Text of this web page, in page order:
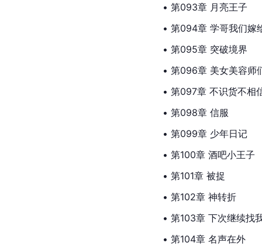
• 第093章 月亮王子
• 第094章 学哥我们嫁
• 第095章 突破境界
• 第096章 美女美容师
• 第097章 不识货不相
• 第098章 信服
• 第099章 少年日记
• 第100章 酒吧小王子
• 第101章 被捉
• 第102章 神转折
• 第103章 下次继续找
• 第104章 名声在外